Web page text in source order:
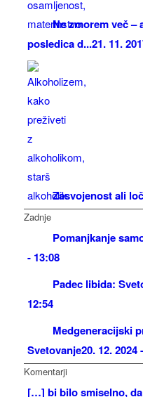
Ne zmorem več –
posledica d...21. 11.
Zasvojenost ali
Zadnje
Pomanjkanje
- 13:08
Padec libida:
12:54
Medgeneracijski
Svetovanje20. 12. 2024
Komentarji
[…] bi bilo smiselno,